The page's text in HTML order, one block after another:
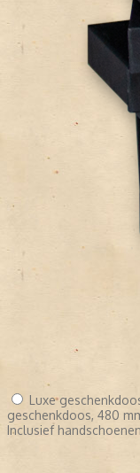
Luxe
geschenkdoos, 480
Inclusief